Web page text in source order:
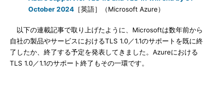
October 2024 ［英語］（Microsoft Azure）
以下の連載記事で取り上げたように、Microsoftは数年前から
自社の製品やサービスにおけるTLS 1.0／1.1のサポートを既に終
了したか、終了する予定を発表してきました。Azureにおける
TLS 1.0／1.1のサポート終了もその一環です。